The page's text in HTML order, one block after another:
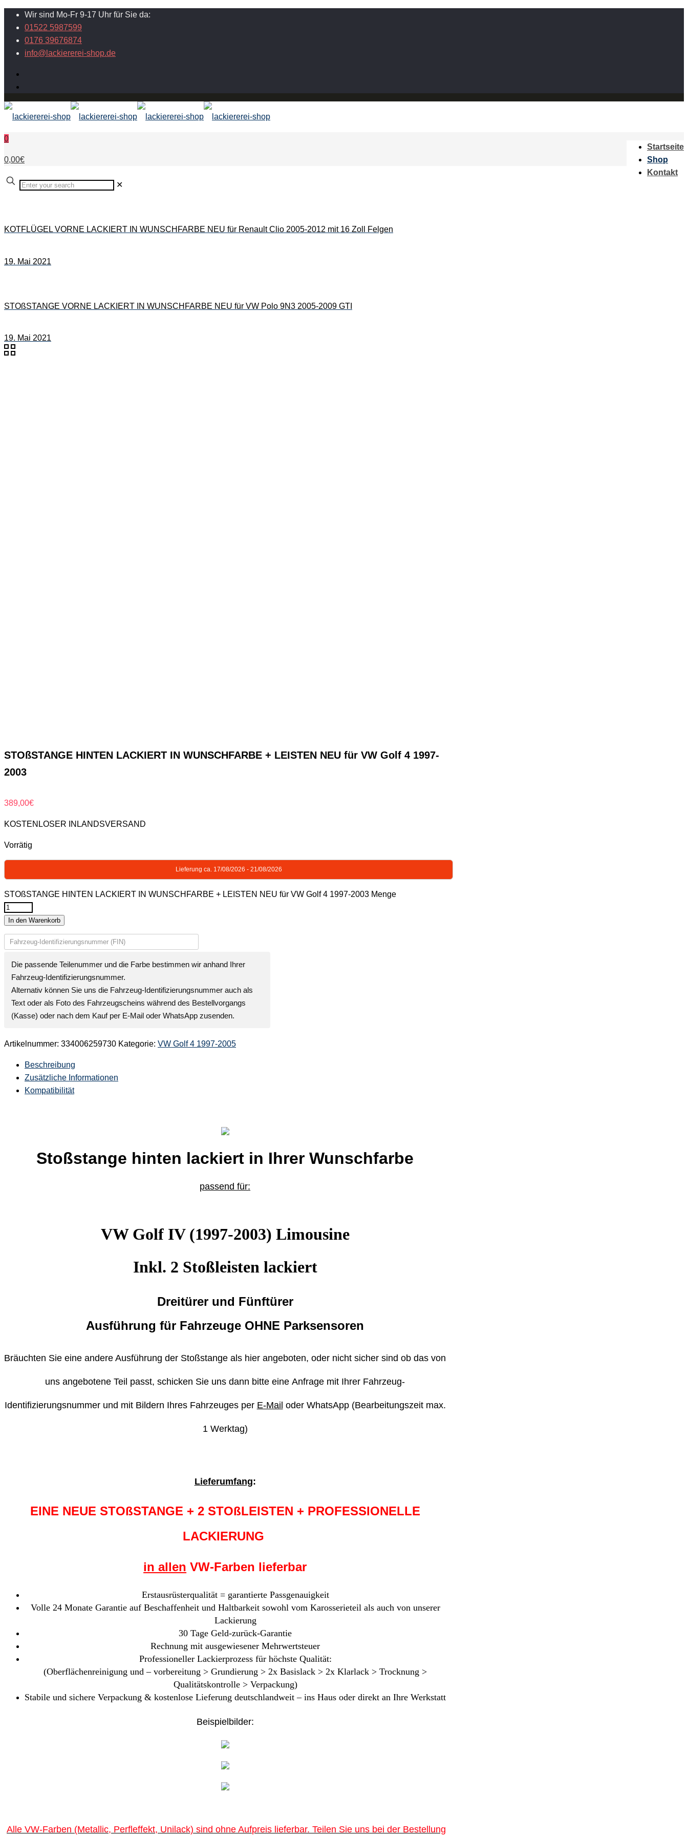
Wir sind Mo-Fr 9-17 Uhr für Sie da:
01522 5987599
0176 39676874
info@lackiererei-shop.de
Startseite
Shop
Kontakt
0
0,00€
✕
KOTFLÜGEL VORNE LACKIERT IN WUNSCHFARBE NEU für Renault Clio 2005-2012 mit 16 Zoll Felgen
19. Mai 2021
STOßSTANGE VORNE LACKIERT IN WUNSCHFARBE NEU für VW Polo 9N3 2005-2009 GTI
19. Mai 2021
STOßSTANGE HINTEN LACKIERT IN WUNSCHFARBE + LEISTEN NEU für VW Golf 4 1997-
2003
389,00€
KOSTENLOSER INLANDSVERSAND
Vorrätig
Lieferung ca. 17/08/2026 - 21/08/2026
STOßSTANGE HINTEN LACKIERT IN WUNSCHFARBE + LEISTEN NEU für VW Golf 4 1997-2003 Menge
In den Warenkorb
Die passende Teilenummer und die Farbe bestimmen wir anhand Ihrer
Fahrzeug-Identifizierungsnummer.
Alternativ können Sie uns die Fahrzeug-Identifizierungsnummer auch als
Text oder als Foto des Fahrzeugscheins während des Bestellvorgangs
(Kasse) oder nach dem Kauf per E-Mail oder WhatsApp zusenden.
Artikelnummer: 334006259730 Kategorie: VW Golf 4 1997-2005
Beschreibung
Zusätzliche Informationen
Kompatibilität
Stoßstange hinten lackiert in Ihrer Wunschfarbe
passend für:
VW Golf IV (1997-2003) Limousine
Inkl. 2 Stoßleisten lackiert
Dreitürer und Fünftürer
Ausführung für Fahrzeuge OHNE Parksensoren
Bräuchten Sie eine andere Ausführung der Stoßstange als hier angeboten, oder nicht sicher sind ob das von
uns angebotene Teil passt, schicken Sie uns dann bitte eine Anfrage mit Ihrer Fahrzeug-
Identifizierungsnummer und mit Bildern Ihres Fahrzeuges per E-Mail oder WhatsApp (Bearbeitungszeit max.
1 Werktag)
Lieferumfang:
EINE NEUE STOßSTANGE + 2 STOßLEISTEN + PROFESSIONELLE
LACKIERUNG
in allen VW-Farben lieferbar
Erstausrüsterqualität = garantierte Passgenauigkeit
Volle 24 Monate Garantie auf Beschaffenheit und Haltbarkeit sowohl vom Karosserieteil als auch von unserer
Lackierung
30 Tage Geld-zurück-Garantie
Rechnung mit ausgewiesener Mehrwertsteuer
Professioneller Lackierprozess für höchste Qualität:
(Oberflächenreinigung und – vorbereitung > Grundierung > 2x Basislack > 2x Klarlack > Trocknung >
Qualitätskontrolle > Verpackung)
Stabile und sichere Verpackung & kostenlose Lieferung deutschlandweit – ins Haus oder direkt an Ihre Werkstatt
Beispielbilder:
Alle VW-Farben (Metallic, Perfleffekt, Unilack) sind ohne Aufpreis lieferbar. Teilen Sie uns bei der Bestellung